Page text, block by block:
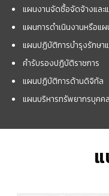
แผนงานจัดซื้อจัดจ้างแล
แผนการดำเนินงานหรือแ
แผนปฏิบัติการบำรุงรักษา
คำรับรองปฏิบัติราชการ
แผนปฏิบัติการด้านดิจิทัล
แผนบริหารทรัพยากรบุคคล